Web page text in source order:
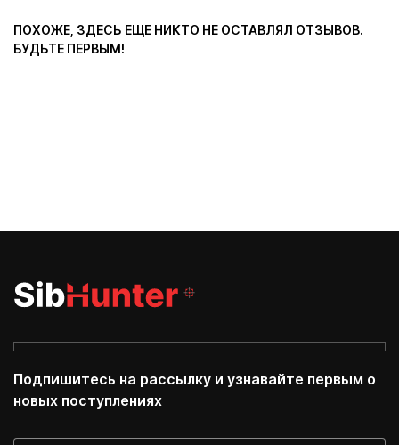
ПОХОЖЕ, ЗДЕСЬ ЕЩЕ НИКТО НЕ ОСТАВЛЯЛ ОТЗЫВОВ.
БУДЬТЕ ПЕРВЫМ!
Подпишитесь на рассылку и узнавайте первым о
новых поступлениях